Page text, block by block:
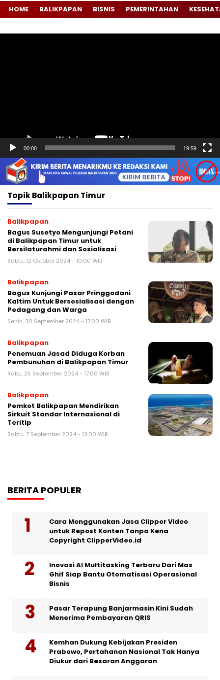
HOME BALIKPAPAN BISNIS PEMERINTAHAN
00:00 19:59
TopikBalikpapan Timur
Balikpapan
Bagus Susetyo Mengunjungi Petani
di Balikpapan Timur untuk
Bersilaturahmi dan Sosialisasi
Sabtu, 12 Oktober 2024 - 10:00 WIB
Balikpapan
Bagus Kunjungi Pasar Pringgodani
Kaltim Untuk Bersosialisasi dengan
Pedagang dan Warga
Senin, 30 September 2024 - 17:00 WIB
Balikpapan
Penemuan Jasad Diduga Korban
Pembunuhan di Balikpapan Timur
Rabu, 25 September 2024 - 17:00 WIB
Balikpapan
Pemkot Balikpapan Mendirikan
Sirkuit Standar Internasional di
Teritip
Sabtu, 7 September 2024 - 13:00 WIB
BERITA POPULER
Cara Menggunakan Jasa Clipper Video
untuk Repost Konten Tanpa Kena
Copyright ClipperVideo.id
Inovasi AI Multitasking Terbaru Dari Mas
Ghif Siap Bantu Otomatisasi Operasional
Bisnis
Pasar Terapung Banjarmasin Kini Sudah
Menerima Pembayaran QRIS
Kemhan Dukung Kebijakan Presiden
Prabowo, Pertahanan Nasional Tak Hanya
Diukur dari Besaran Anggaran